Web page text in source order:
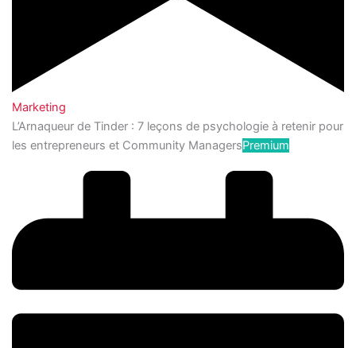
Marketing
L’Arnaqueur de Tinder : 7 leçons de psychologie à retenir pour
les entrepreneurs et Community ManagersPremium